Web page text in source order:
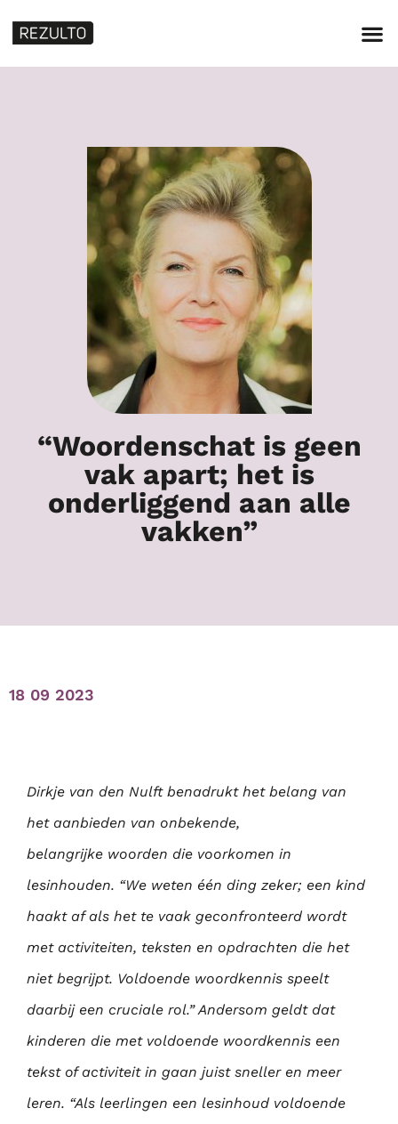
“Woordenschat is geen
vak apart; het is
onderliggend aan alle
vakken”
18 09 2023
Dirkje van den Nulft benadrukt het belang van
het aanbieden van onbekende,
belangrijke woorden die voorkomen in
lesinhouden. “We weten één ding zeker; een kind
haakt af als het te vaak geconfronteerd wordt
met activiteiten, teksten en opdrachten die het
niet begrijpt. Voldoende woordkennis speelt
daarbij een cruciale rol.” Andersom geldt dat
kinderen die met voldoende woordkennis een
tekst of activiteit in gaan juist sneller en meer
leren. “Als leerlingen een lesinhoud voldoende